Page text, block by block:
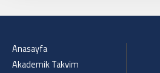
Anasayfa
Akademik Takvim